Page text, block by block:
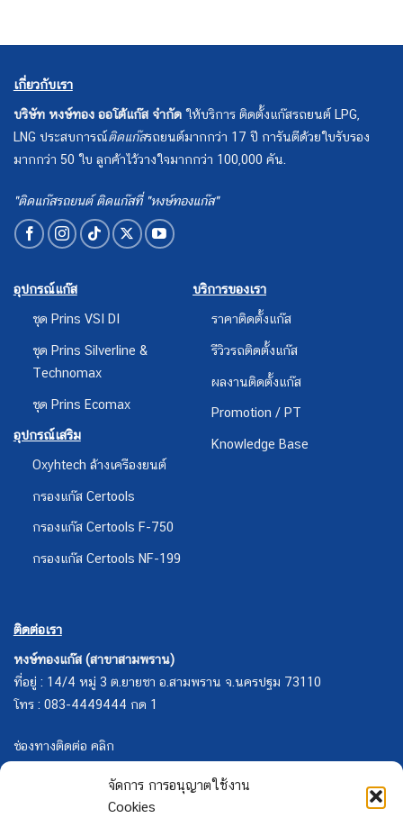
จัดการ การอนุญาตใช้งาน
Cookies
เกี่ยวกับเรา
บริษัท หงษ์ทอง ออโต้แก๊ส จำกัด ให้บริการ ติดตั้งแก๊สรถยนต์ LPG,
LNG ประสบการณ์ติดแก๊สรถยนต์มากกว่า 17 ปี การันตีด้วยใบรับรอง
มากกว่า 50 ใบ ลูกค้าไว้วางใจมากกว่า 100,000 คัน.
"ติดแก๊สรถยนต์ ติดแก๊สที่ "หงษ์ทองแก๊ส"
อุปกรณ์แก๊ส
ชุด Prins VSI DI
ชุด Prins Silverline &
Technomax
ชุด Prins Ecomax
อุปกรณ์เสริม
Oxyhtech ล้างเครืองยนต์
กรองแก๊ส Certools
กรองแก๊ส Certools F-750
กรองแก๊ส Certools NF-199
บริการของเรา
ราคาติดตั้งแก๊ส
รีวิวรถติดตั้งแก๊ส
ผลงานติดตั้งแก๊ส
Promotion / PT
Knowledge Base
ติดต่อเรา
หงษ์ทองแก๊ส (สาขาสามพราน)
ที่อยู่ : 14/4 หมู่ 3 ต.ยายชา อ.สามพราน จ.นครปฐม 73110
โทร : 083-4449444 กด 1
ช่องทางติดต่อ คลิก